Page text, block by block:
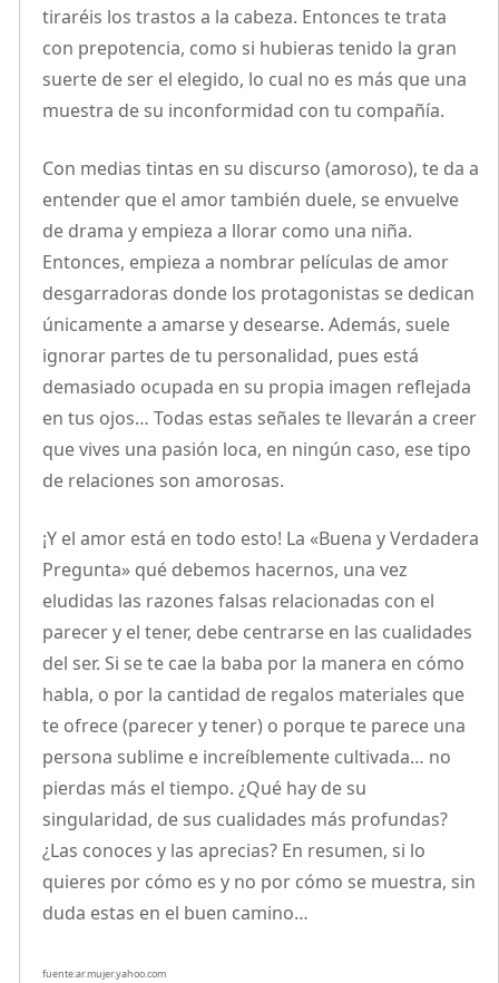
tiraréis los trastos a la cabeza. Entonces te trata
con prepotencia, como si hubieras tenido la gran
suerte de ser el elegido, lo cual no es más que una
muestra de su inconformidad con tu compañía.
Con medias tintas en su discurso (amoroso), te da a
entender que el amor también duele, se envuelve
de drama y empieza a llorar como una niña.
Entonces, empieza a nombrar películas de amor
desgarradoras donde los protagonistas se dedican
únicamente a amarse y desearse. Además, suele
ignorar partes de tu personalidad, pues está
demasiado ocupada en su propia imagen reflejada
en tus ojos… Todas estas señales te llevarán a creer
que vives una pasión loca, en ningún caso, ese tipo
de relaciones son amorosas.
¡Y el amor está en todo esto! La «Buena y Verdadera
Pregunta» qué debemos hacernos, una vez
eludidas las razones falsas relacionadas con el
parecer y el tener, debe centrarse en las cualidades
del ser. Si se te cae la baba por la manera en cómo
habla, o por la cantidad de regalos materiales que
te ofrece (parecer y tener) o porque te parece una
persona sublime e increíblemente cultivada… no
pierdas más el tiempo. ¿Qué hay de su
singularidad, de sus cualidades más profundas?
¿Las conoces y las aprecias? En resumen, si lo
quieres por cómo es y no por cómo se muestra, sin
duda estas en el buen camino…
fuente:ar.mujer.yahoo.com